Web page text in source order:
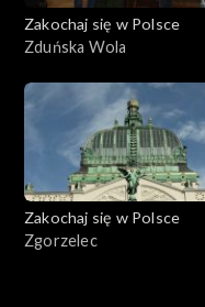
Zakochaj się w Polsce
Zduńska Wola
Zakochaj się w Polsce
Zgorzelec